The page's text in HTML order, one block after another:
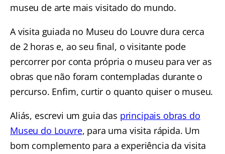
museu de arte mais visitado do mundo.
A visita guiada no Museu do Louvre dura cerca
de 2 horas e, ao seu final, o visitante pode
percorrer por conta própria o museu para ver as
obras que não foram contempladas durante o
percurso. Enfim, curtir o quanto quiser o museu.
Aliás, escrevi um guia das principais obras do
Museu do Louvre, para uma visita rápida. Um
bom complemento para a experiência da visita